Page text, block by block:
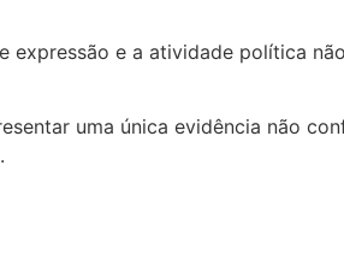
expressão e a atividade política
uma única evidência não